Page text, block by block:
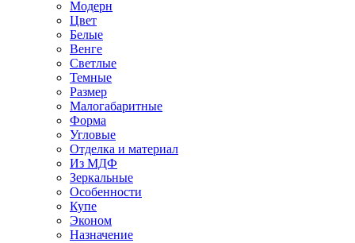
Модерн
Цвет
Белые
Венге
Светлые
Темные
Размер
Малогабаритные
Форма
Угловые
Отделка и материал
Из МДФ
Зеркальные
Особенности
Купе
Эконом
Назначение